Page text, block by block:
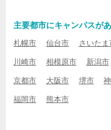
主要都市にキャンパスが
札幌市 仙台市 さいたま
川崎市 相模原市 新潟市
京都市 大阪市 堺市
福岡市 熊本市